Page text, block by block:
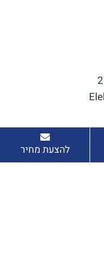
להצעת מחיר